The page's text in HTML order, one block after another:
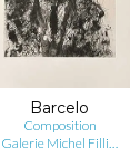
Barcelo
Composition
Galerie Michel Filli…